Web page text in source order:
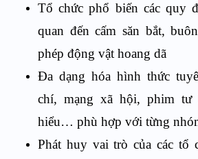
Tổ chức phổ biến các quy
quan đến cấm săn bắt,
phép động vật hoang dã
Đa dạng hóa hình thức
chí, mạng xã hội, phim tư
hiểu… phù hợp với từng
Phát huy vai trò của các tổ